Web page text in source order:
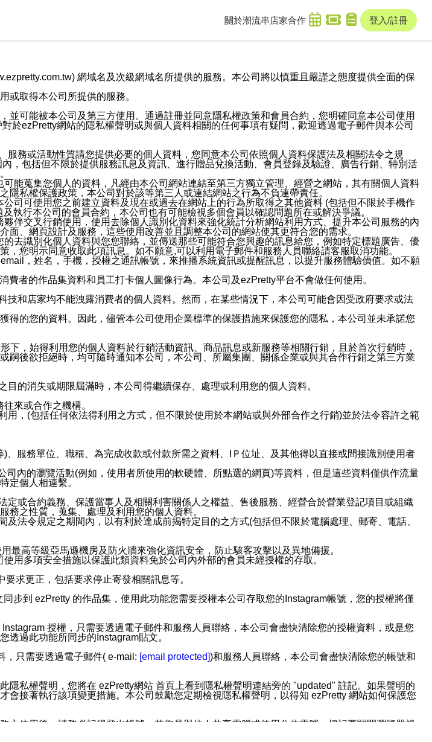
關於潮流串 店家合作 登入/註冊
網域名及次級網域名所提供的服務。本公司將以慎重且嚴謹之態度提供全面的保
或取得本公司所提供的服務。
可能被本公司及第三方使用。通過註冊並同意隱私權政策和會員合約，您明確同意本公司使用
ezPretty網站的隱私權聲明或與個人資料相關的任何事項有疑問，歡迎透過電子郵件與本公司
務或活動性質請您提供必要的個人資料，您同意本公司依照個人資料保護法及相關法令之規
，包括但不限於提供服務訊息及資訊、進行贈品兌換活動、會員登錄及驗證、廣告行銷、特別活
能蒐集您個人的資料，凡經由本公司網站連結至第三方獨立管理、經營之網站，其有關個人資料
私權保護政策，本公司對於該等第三人或連結網站之行為不負連帶責任。
司可使用您之前建立資料及現在或過去在網站上的行為所取得之其他資料 (包括但不限於手機作
執行本公司的會員合約，本公司也有可能檢視多個會員以確認問題所在或解決爭議。
伴交叉行銷使用，使用去除個人識別化資料來強化統計分析網站利用方式、提升本公司服務的內
、網頁設計及服務，這些使用改善並且調整本公司的網站使其更符合您的需求。
去識別化個人資料與您您聯絡，並傳送那些可能符合您興趣的訊息給您，例如特定標題廣告、優
您明示同意收取此項訊息。如不願意,可以利用電子郵件和服務人員聯絡請客服取消功能。
，姓名，手機，授權之通訊帳號，來推播系統資訊或提醒訊息，以提升服務體驗價值。如不願
者的作品集資料和員工打卡個人圖像行為。本公司及ezPretty平台不會做任何使用。
和店家均不能洩露消費者的個人資料。然而，在某些情況下，本公司可能會因受政府要求或法
的您的資料。因此，儘管本公司使用企業標準的保護措施來保護您的隱私，本公司並未承諾您
，始得利用您的個人資料於行銷活動資訊、商品訊息或新服務等相關行銷，且於首次行銷時，
後欲拒絕時，均可隨時通知本公司，本公司、所屬集團、關係企業或與其合作行銷之第三方業
的消失或期限屆滿時，本公司得繼續保存、處理或利用您的個人資料。
來或合作之機構。
，(包括任何依法得利用之方式，但不限於使用於本網站或與外部合作之行銷)並於法令容許之範
服務單位、職稱、為完成收款或付款所需之資料、IＰ位址、及其他得以直接或間接識別使用者
內的瀏覽活動(例如，使用者所使用的軟硬體、所點選的網頁)等資料，但是這些資料僅供作流量
定個人相連繫。
或合約義務、保護當事人及相關利害關係人之權益、售後服務、經營合於營業登記項目或組織
務之性質，蒐集、處理及利用您的個人資料。
法令規定之期間內，以有利於達成前揭特定目的之方式(包括但不限於電腦處理、郵寄、電話、
最高等級亞馬遜機房及防火牆來強化資訊安全，防止駭客攻擊以及異地備援。
用多項安全措施以保護此類資料免於公司內外部的會員未經授權的存取。
求更正，包括要求停止寄發相關訊息等。
步到 ezPretty 的作品集，使用此功能您需要授權本公司存取您的Instagram帳號，您的授權將僅
授權，只需要透過電子郵件和服務人員聯絡，本公司會盡快清除您的授權資料，或是您
透過此功能所同步的Instagram貼文。
，只需要透過電子郵件( e-mail: [email protected])和服務人員聯絡，本公司會盡快清除您的帳號和
私權聲明，您將在 ezPretty網站 首頁上看到隱私權聲明連結旁的 "updated" 註記。如果聲明的
接著執行該項變更措施。本公司鼓勵您定期檢視隱私權聲明，以得知 ezPretty 網站如何保護您
使用後，請務必記得登出帳號。若您是與他人共享電腦或使用公共電腦，切記要關閉瀏覽器視